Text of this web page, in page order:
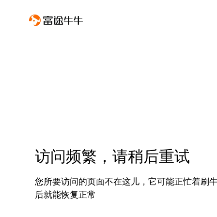
访问频繁，请稍后重试
您所要访问的页面不在这儿，它可能正忙着刷
后就能恢复正常